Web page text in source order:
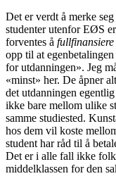
Det er verdt å merke
studenter utenfor EØS
forventes å fullfinansiere
opp til at
for utdanningen». Jeg
«minst» her. De åpner
det utdanningen
ikke bare mellom ulike
samme studiested.
hos dem vil koste
student har råd til å
Det er i alle fall ikke
middelklassen for den